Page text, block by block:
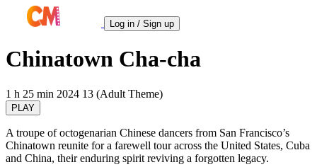
Log in / Sign up
Chinatown Cha-cha
1 h 25 min 2024 13 (Adult Theme)
PLAY
A troupe of octogenarian Chinese dancers from San Francisco’s
Chinatown reunite for a farewell tour across the United States, Cuba
and China, their enduring spirit reviving a forgotten legacy.